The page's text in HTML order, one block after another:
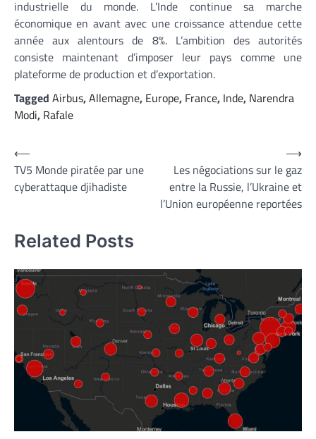
industrielle du monde. L’Inde continue sa marche
économique en avant avec une croissance attendue cette
année aux alentours de 8%. L’ambition des autorités
consiste maintenant d’imposer leur pays comme une
plateforme de production et d’exportation.
Tagged Airbus,Allemagne, Europe, France, Inde, Narendra
Modi, Rafale
Navigation
de
l’article
⟵
TV5 Monde piratée par une
cyberattaque djihadiste
Les négociations sur le gaz
entre la Russie, l’Ukraine et
l’Union européenne reportées
⟶
Related Posts